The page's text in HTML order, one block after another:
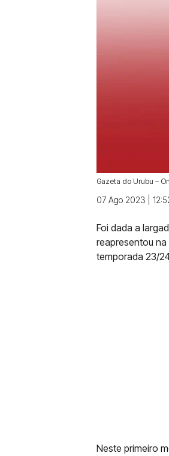
Gazeta do Urubu –
07 Ago 2023 |
Foi dada a
reapresentou
temporada 23/
Neste primeiro